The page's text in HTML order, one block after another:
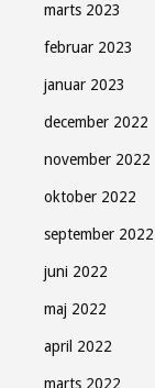
marts 2023
februar 2023
januar 2023
december 2022
november 2022
oktober 2022
september 2022
juni 2022
maj 2022
april 2022
marts 2022